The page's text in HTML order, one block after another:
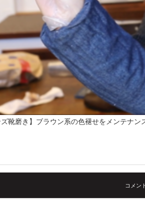
ズ靴磨き】ブラウン系の色褪せをメンテナ
コメン